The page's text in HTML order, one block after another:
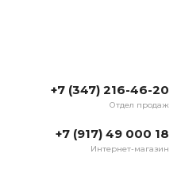
+7 (347) 216-46-20
Отдел продаж
+7 (917) 49 000 18
Интернет-магазин